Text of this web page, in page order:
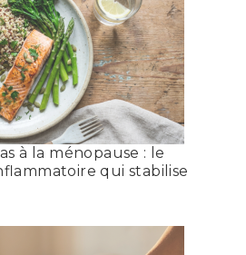
à la ménopause : le
qui stabilise